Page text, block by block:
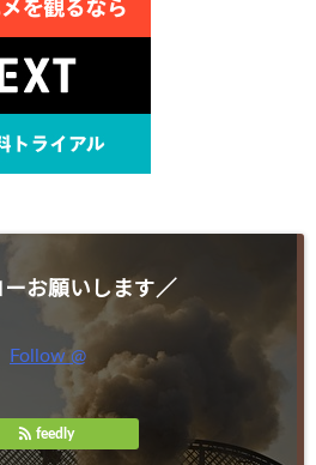
ーお願いします／
Follow @
feedly